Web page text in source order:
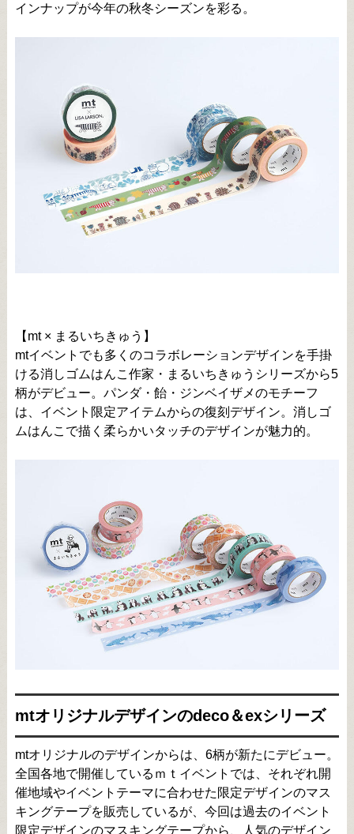
インナップが今年の秋冬シーズンを彩る。
【mt × まるいちきゅう】
mtイベントでも多くのコラボレーションデザインを手掛
ける消しゴムはんこ作家・まるいちきゅうシリーズから5
柄がデビュー。パンダ・飴・ジンベイザメのモチーフ
は、イベント限定アイテムからの復刻デザイン。消しゴ
ムはんこで描く柔らかいタッチのデザインが魅力的。
mtオリジナルデザインのdeco＆exシリーズ
mtオリジナルのデザインからは、6柄が新たにデビュー。
全国各地で開催しているｍｔイベントでは、それぞれ開
催地域やイベントテーマに合わせた限定デザインのマス
キングテープを販売しているが、今回は過去のイベント
限定デザインのマスキングテープから、人気のデザイン